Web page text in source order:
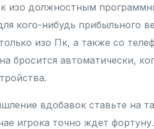
изо должностным
кого-нибудь прибыльного
изо Пк, а также со
бросится автоматически,
вдобавок ставьте на
игрока точно ждет